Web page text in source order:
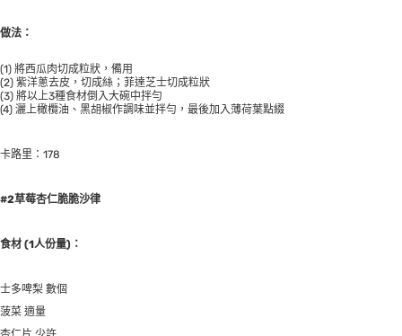
做法：
(1) 將西瓜肉切成粒狀，備用
(2) 紫洋蔥去皮，切成絲；菲達芝士切成粒狀
(3) 將以上3種食材倒入大碗中拌勻
(4) 灑上橄欖油、黑胡椒作調味並拌勻，最後加入薄荷葉點綴
卡路里：178
#2草莓杏仁脆脆沙律
食材 (1人份量)：
士多啤梨 數個
菠菜 適量